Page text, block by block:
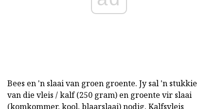
Bees en 'n slaai van groen groente. Jy sal 'n stukkie
van die vleis / kalf (250 gram) en groente vir slaai
(komkommer, kool, blaarslaai) nodig. Kalfsvleis